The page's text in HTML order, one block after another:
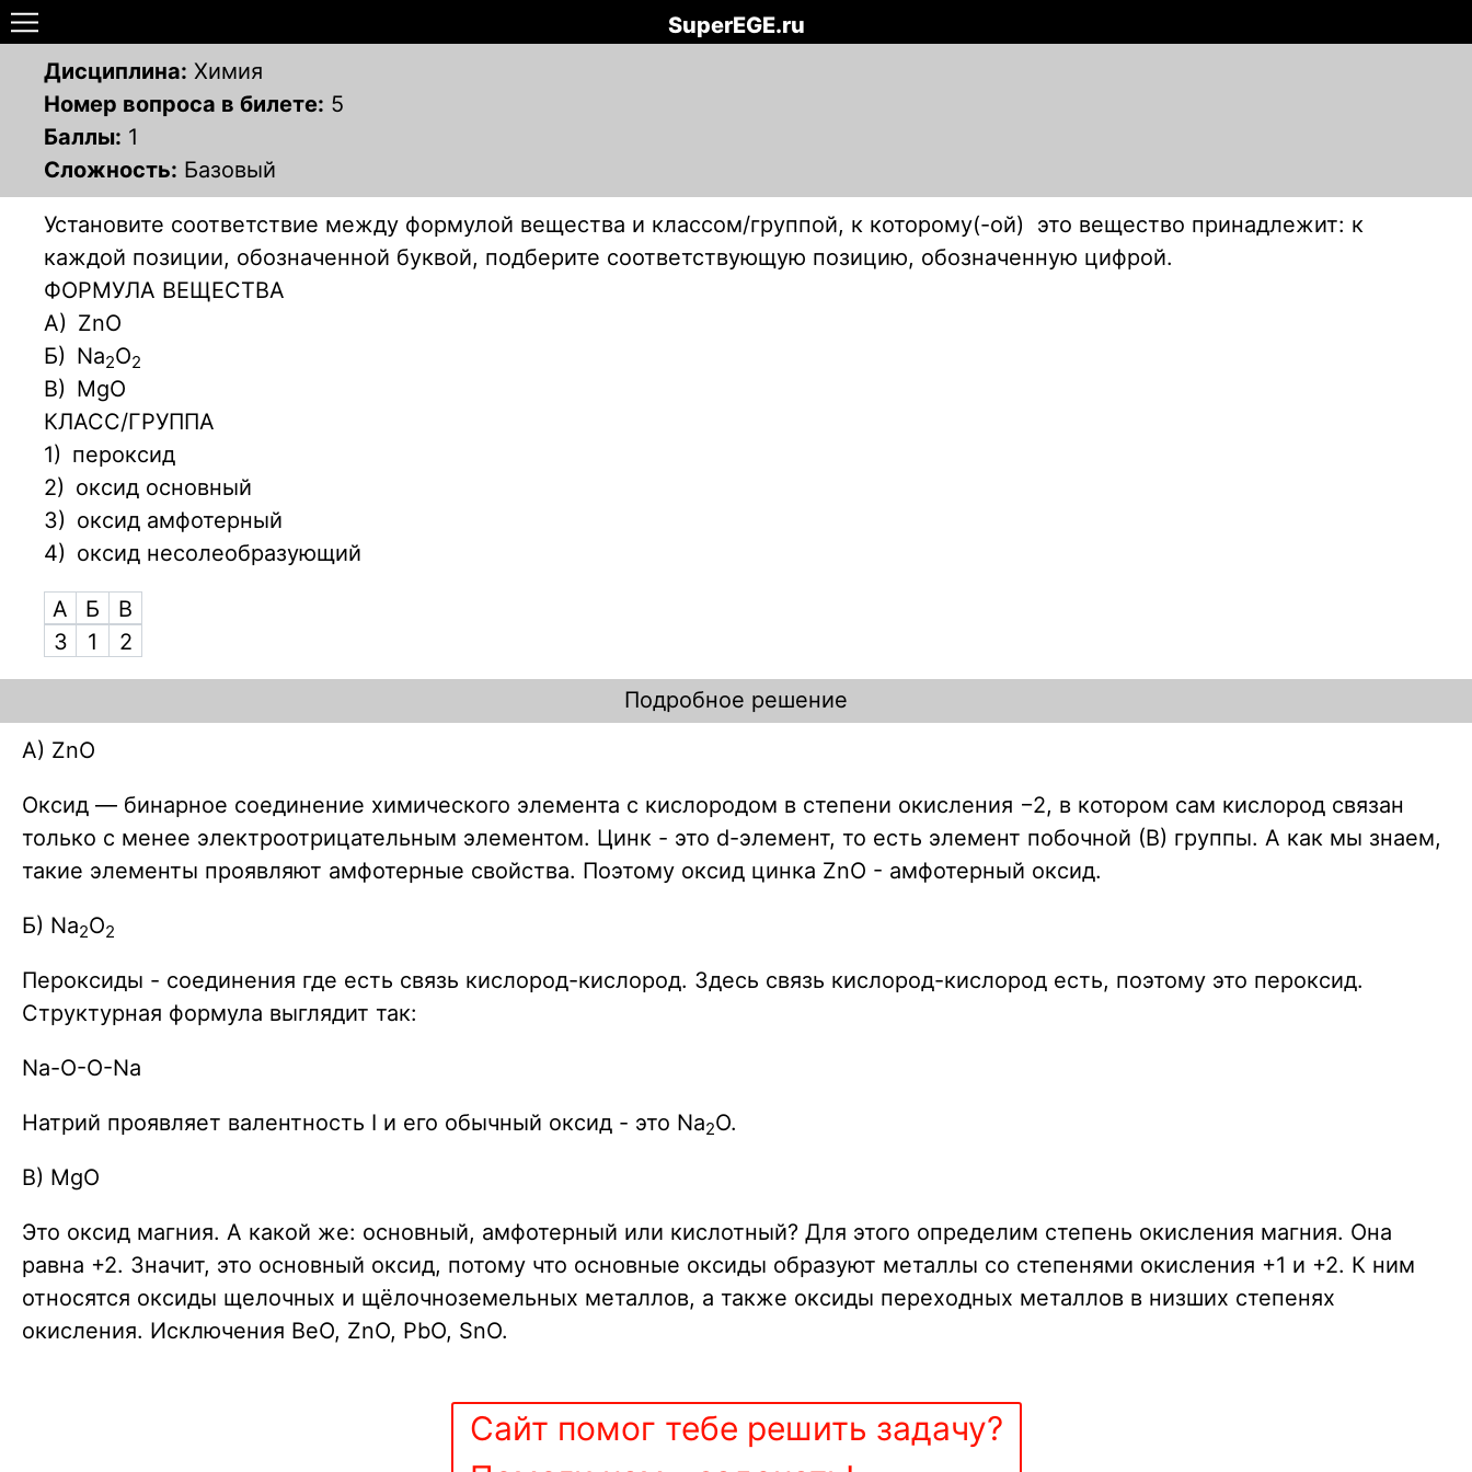
SuperEGE.ru
Дисциплина: Химия
Номер вопроса в билете: 5
Баллы: 1
Сложность: Базовый
Установите соответствие между формулой вещества и классом/группой, к которому(-ой) это вещество принадлежит: к
каждой позиции, обозначенной буквой, подберите соответствующую позицию, обозначенную цифрой.
ФОРМУЛА ВЕЩЕСТВА
А) ZnO
Б) Na2O2
В) MgO
КЛАСС/ГРУППА
1) пероксид
2) оксид основный
3) оксид амфотерный
4) оксид несолеобразующий
А Б
В
3
1 2
Подробное решение
А) ZnO
Оксид — бинарное соединение химического элемента с кислородом в степени окисления −2, в котором сам кислород связан
только с менее электроотрицательным элементом. Цинк - это d-элемент, то есть элемент побочной (В) группы. А как мы знаем,
такие элементы проявляют амфотерные свойства. Поэтому оксид цинка ZnO - амфотерный оксид.
Б) Na2O2
Пероксиды - соединения где есть связь кислород-кислород. Здесь связь кислород-кислород есть, поэтому это пероксид.
Структурная формула выглядит так:
Na-O-O-Na
Натрий проявляет валентность I и его обычный оксид - это Na2O.
В) MgO
Это оксид магния. А какой же: основный, амфотерный или кислотный? Для этого определим степень окисления магния. Она
равна +2. Значит, это основный оксид, потому что основные оксиды образуют металлы со степенями окисления +1 и +2. К ним
относятся оксиды щелочных и щёлочноземельных металлов, а также оксиды переходных металлов в низших степенях
окисления. Исключения BeO, ZnO, PbO, SnO.
Сайт помог тебе решить задачу?